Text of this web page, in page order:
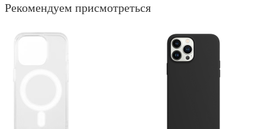
Рекомендуем присмотреться